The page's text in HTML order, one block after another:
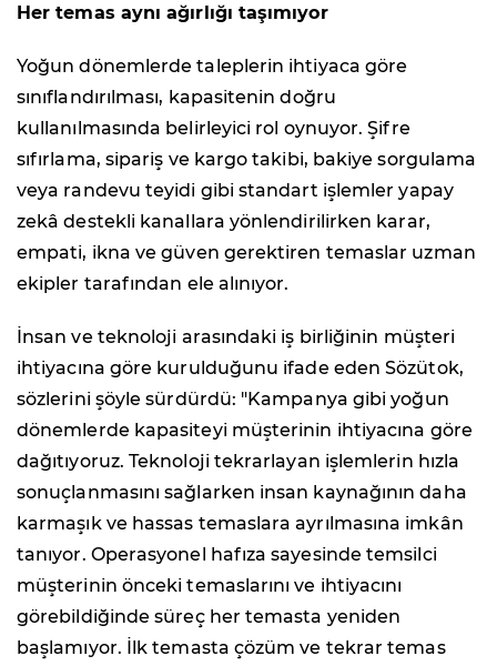
Her temas aynı ağırlığı taşımıyor
Yoğun dönemlerde taleplerin ihtiyaca göre
sınıflandırılması, kapasitenin doğru
kullanılmasında belirleyici rol oynuyor. Şifre
sıfırlama, sipariş ve kargo takibi, bakiye sorgulama
veya randevu teyidi gibi standart işlemler yapay
zekâ destekli kanallara yönlendirilirken karar,
empati, ikna ve güven gerektiren temaslar uzman
ekipler tarafından ele alınıyor.
İnsan ve teknoloji arasındaki iş birliğinin müşteri
ihtiyacına göre kurulduğunu ifade eden Sözütok,
sözlerini şöyle sürdürdü: "Kampanya gibi yoğun
dönemlerde kapasiteyi müşterinin ihtiyacına göre
dağıtıyoruz. Teknoloji tekrarlayan işlemlerin hızla
sonuçlanmasını sağlarken insan kaynağının daha
karmaşık ve hassas temaslara ayrılmasına imkân
tanıyor. Operasyonel hafıza sayesinde temsilci
müşterinin önceki temaslarını ve ihtiyacını
görebildiğinde süreç her temasta yeniden
başlamıyor. İlk temasta çözüm ve tekrar temas